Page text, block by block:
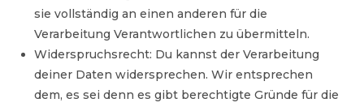
sie vollständig an einen anderen für die
Verarbeitung Verantwortlichen zu übermitteln.
Widerspruchsrecht: Du kannst der Verarbeitung
deiner Daten widersprechen. Wir entsprechen
dem, es sei denn es gibt berechtigte Gründe für die